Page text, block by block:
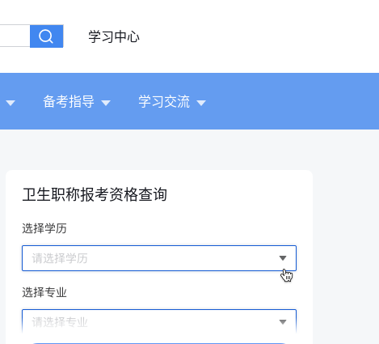
学习中心
备考指导 学习交流
卫生职称报考资格查询